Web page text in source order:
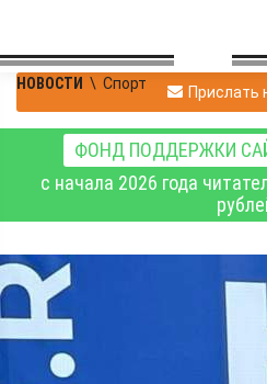
НОВОСТИ \ Спорт Прислать
ФОНД ПОДДЕРЖКИ
с начала 2026 года
У
медали